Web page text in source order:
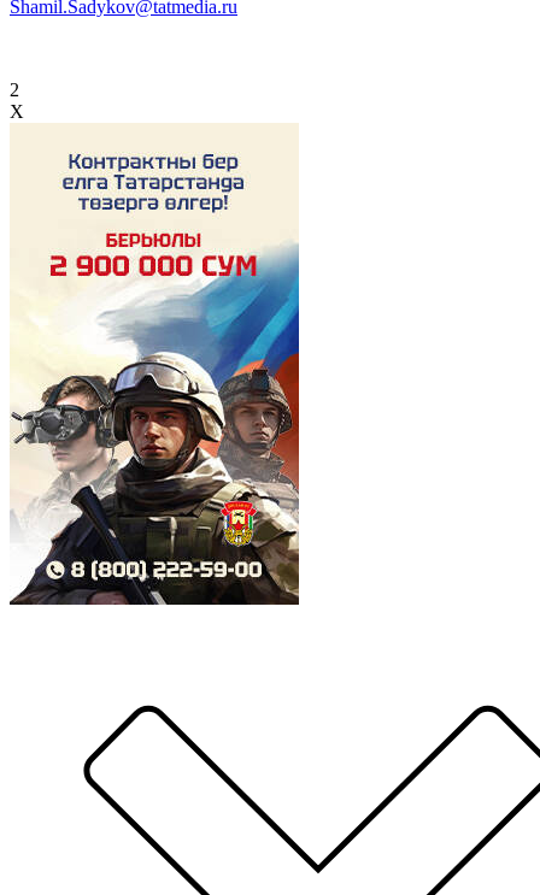
Shamil.Sadykov@tatmedia.ru
2
X